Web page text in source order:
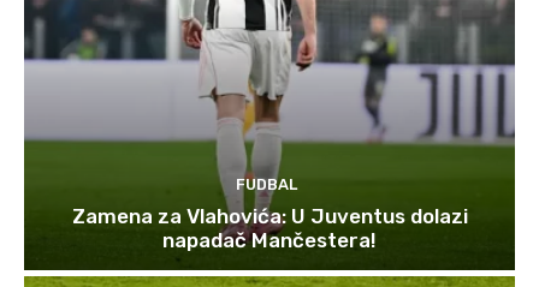
FUDBAL
Zamena za Vlahovića: U Juventus dolazi
napadač Mančestera!